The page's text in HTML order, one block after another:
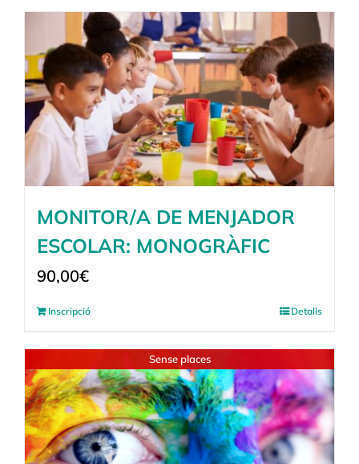
MONITOR/A DE MENJADOR
ESCOLAR: MONOGRÀFIC
90,00€
Inscripció Detalls
Sense places